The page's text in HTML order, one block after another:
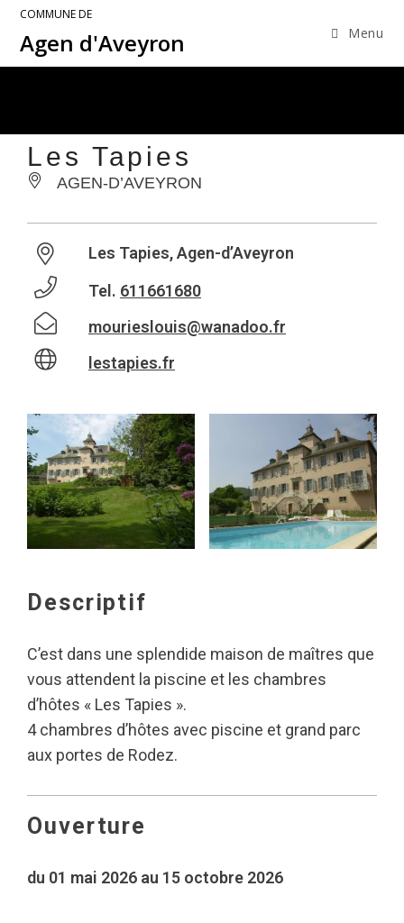
COMMUNE DE
Agen d'Aveyron Menu
Les Tapies
AGEN-D’AVEYRON
Les Tapies, Agen-d’Aveyron
Tel. 611661680
mourieslouis@wanadoo.fr
lestapies.fr
Descriptif
C’est dans une splendide maison de maîtres que
vous attendent la piscine et les chambres
d’hôtes « Les Tapies ».
4 chambres d’hôtes avec piscine et grand parc
aux portes de Rodez.
Ouverture
du 01 mai 2026 au 15 octobre 2026